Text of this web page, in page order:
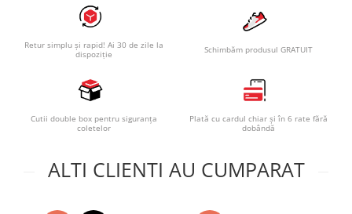
Retur simplu și rapid! Ai 30 de zile la
dispoziție
Schimbăm produsul GRATUIT
Cutii double box pentru siguranța
coletelor
Plată cu cardul chiar și în 6 rate fără
dobândă
ALTI CLIENTI AU CUMPARAT